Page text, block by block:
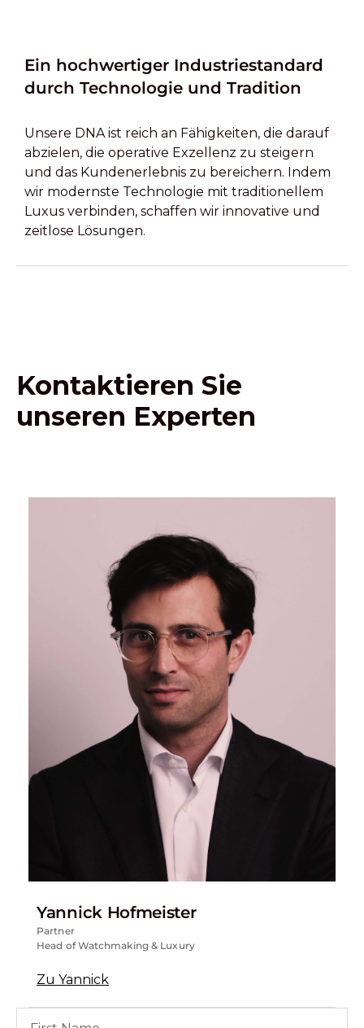
Ein hochwertiger Industriestandard
durch Technologie und Tradition
Unsere DNA ist reich an Fähigkeiten, die darauf
abzielen, die operative Exzellenz zu steigern
und das Kundenerlebnis zu bereichern. Indem
wir modernste Technologie mit traditionellem
Luxus verbinden, schaffen wir innovative und
zeitlose Lösungen.
Kontaktieren Sie
unseren Experten
Yannick Hofmeister
Partner
Head of Watchmaking & Luxury
Zu Yannick